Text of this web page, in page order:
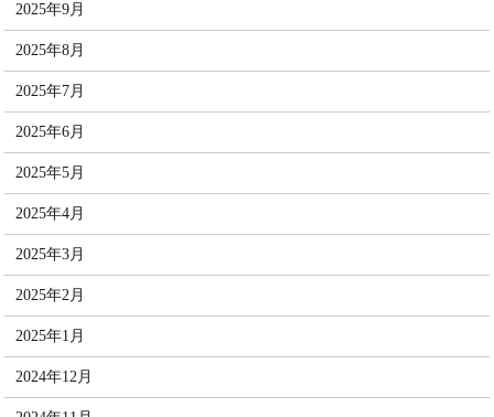
2025年9月
2025年8月
2025年7月
2025年6月
2025年5月
2025年4月
2025年3月
2025年2月
2025年1月
2024年12月